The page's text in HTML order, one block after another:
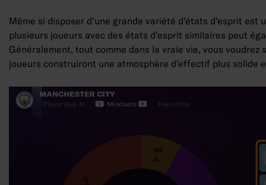
Même si disposer d'une grande variété d'états d'esprit est
plusieurs joueurs avec des états d'esprit similaires peut
Généralement, tout comme dans la vraie vie, vous
joueurs construiront une atmosphère d'effectif plus solide